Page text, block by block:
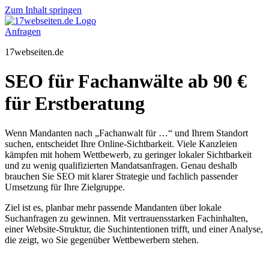
Zum Inhalt springen
Anfragen
17webseiten.de
SEO für Fachanwälte ab 90 €
für Erstberatung
Wenn Mandanten nach „Fachanwalt für …“ und Ihrem Standort
suchen, entscheidet Ihre Online-Sichtbarkeit. Viele Kanzleien
kämpfen mit hohem Wettbewerb, zu geringer lokaler Sichtbarkeit
und zu wenig qualifizierten Mandatsanfragen. Genau deshalb
brauchen Sie SEO mit klarer Strategie und fachlich passender
Umsetzung für Ihre Zielgruppe.
Ziel ist es, planbar mehr passende Mandanten über lokale
Suchanfragen zu gewinnen. Mit vertrauensstarken Fachinhalten,
einer Website-Struktur, die Suchintentionen trifft, und einer Analyse,
die zeigt, wo Sie gegenüber Wettbewerbern stehen.